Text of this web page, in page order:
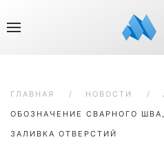
ГЛАВНАЯ НОВОСТИ
ОБОЗНАЧЕНИЕ СВАРНОГО
ЗАЛИВКА ОТВЕРСТИЙ